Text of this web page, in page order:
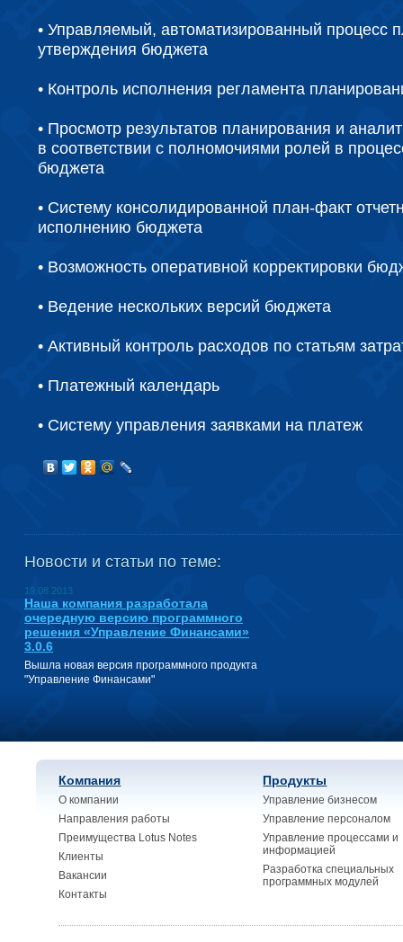
• Управляемый, автоматизированный процесс
утверждения бюджета
• Контроль исполнения регламента
• Просмотр результатов планирования и
в соответствии с полномочиями ролей в
бюджета
• Систему консолидированной план-факт
исполнению бюджета
• Возможность оперативной корректировки
• Ведение нескольких версий бюджета
• Активный контроль расходов по статьям
• Платежный календарь
• Систему управления заявками на платеж
Новости и статьи по теме:
19.08.2013
Наша компания разработала
очередную версию программного
решения «Управление Финансами»
3.0.6
Вышла новая версия программного продукта
"Управление Финансами"
Компания
О компании
Направления работы
Преимущества Lotus Notes
Клиенты
Вакансии
Контакты
Продукты
Управление бизнесом
Управление персоналом
Управление процессами и
информацией
Разработка специальных
программных модулей